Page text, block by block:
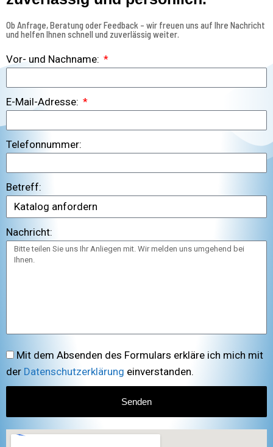
Ob Anfrage, Beratung oder Feedback – wir freuen uns auf Ihre Nachricht
und helfen Ihnen schnell und zuverlässig weiter.
Vor- und Nachname:
E-Mail-Adresse:
Telefonnummer:
Betreff:
Nachricht:
Mit dem Absenden des Formulars erkläre ich mich mit
der Datenschutzerklärung einverstanden.
Senden